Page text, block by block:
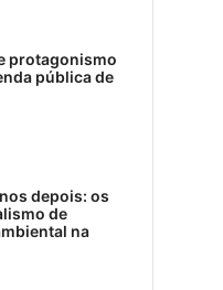
protagonismo
pública de
depois: os
de
na